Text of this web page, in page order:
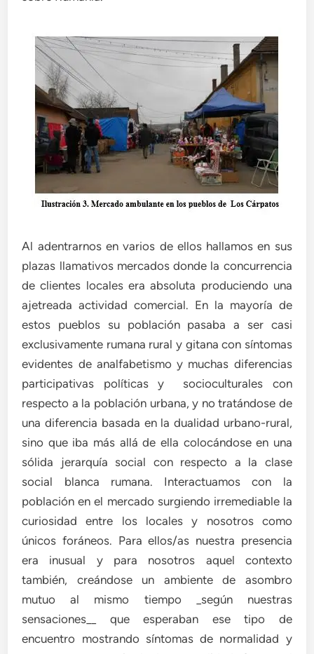
Al adentrarnos en varios de ellos hallamos en sus
plazas llamativos mercados donde la concurrencia
de clientes locales era absoluta produciendo una
ajetreada actividad comercial. En la mayoría de
estos pueblos su población pasaba a ser casi
exclusivamente rumana rural y gitana con síntomas
evidentes de analfabetismo y muchas diferencias
participativas políticas y socioculturales con
respecto a la población urbana, y no tratándose de
una diferencia basada en la dualidad urbano-rural,
sino que iba más allá de ella colocándose en una
sólida jerarquía social con respecto a la clase
social blanca rumana. Interactuamos con la
población en el mercado surgiendo irremediable la
curiosidad entre los locales y nosotros como
únicos foráneos. Para ellos/as nuestra presencia
era inusual y para nosotros aquel contexto
también, creándose un ambiente de asombro
mutuo al mismo tiempo _según nuestras
sensaciones__ que esperaban ese tipo de
encuentro mostrando síntomas de normalidad y